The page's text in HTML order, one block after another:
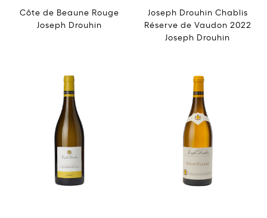
Côte de Beaune Rouge
Joseph Drouhin
Joseph Drouhin Chablis
Réserve de Vaudon 2022
Joseph Drouhin